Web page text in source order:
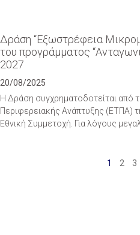
Δράση “Εξωστρέφεια
του προγράμματος
2027
20/08/2025
Η Δράση συγχρηματοδοτείται από
Περιφερειακής Ανάπτυξης (ΕΤΠΑ)
Εθνική Συμμετοχή. Για λόγους
1 2 3